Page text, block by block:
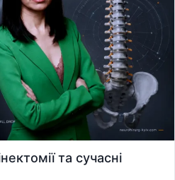
та сучасні